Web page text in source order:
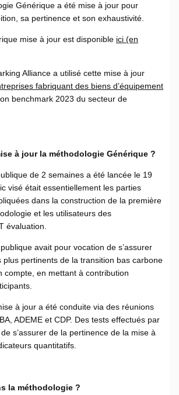
Générique a été mise à jour pour
sa pertinence et son exhaustivité.
mise à jour est disponible ici (en
Alliance a utilisé cette mise à jour
fabriquant des biens d’équipement
benchmark 2023 du secteur de
à jour la méthodologie Générique ?
de 2 semaines a été lancée le 19
visé était essentiellement les parties
dans la construction de la première
et les utilisateurs des
évaluation.
avait pour vocation de s’assurer
plus pertinents de la transition bas carbone
compte, en mettant à contribution
à jour a été conduite via des réunions
ADEME et CDP. Des tests effectués par
s’assurer de la pertinence de la mise à
quantitatifs.
la méthodologie ?